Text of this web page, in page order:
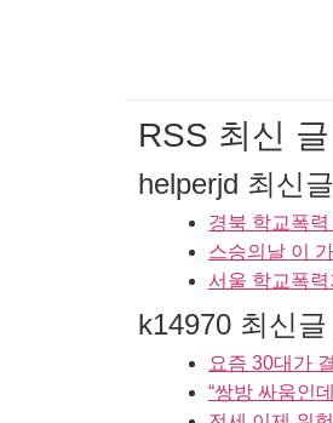
RSS 최신 글
helperjd 최신글
경북 학교폭
스승의날 이
서울 학교폭
k14970 최신글
요즘 30대가
“쌍방 싸움인